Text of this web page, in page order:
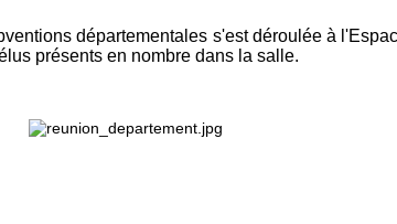
départementales s'est déroulée à
présents en nombre dans la salle.